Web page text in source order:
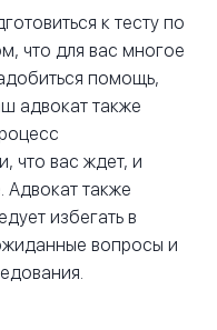
к тесту по
что для вас многое
помощь,
адвокат также
что вас ждет, и
Адвокат также
избегать в
вопросы и